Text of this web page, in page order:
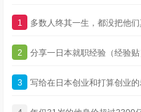
1 多数人终其一生，都没把他
2 分享一日本就职经验（经验贴
3 写给在日本创业和打算创业的